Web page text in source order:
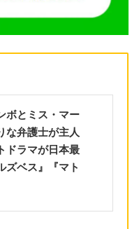
ボとミス・マー
な弁護士が主人
ドラマが日本最
ズベス』『マト